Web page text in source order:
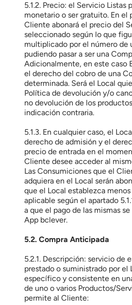
5.1.2. Precio: el Servicio Listas
monetario o ser gratuito. En el
Cliente abonará el precio del
seleccionado según lo que
multiplicado por el número de
pudiendo pasar a ser una
Adicionalmente, en este caso
el derecho del cobro de una
determinada. Será el Local
Política de devolución y/o
no devolución de los
indicación contraria.
5.1.3. En cualquier caso, el
derecho de admisión y el
precio de entrada en el
Cliente desee acceder al
Las Consumiciones que el
adquiera en el Local serán
que el Local establezca
aplicable según el apartado
a que el pago de las mismas
App bclever.
5.2. Compra Anticipada
5.2.1. Descripción: servicio de
prestado o suministrado por
específico y consistente en
de uno o varios Productos/
permite al Cliente: